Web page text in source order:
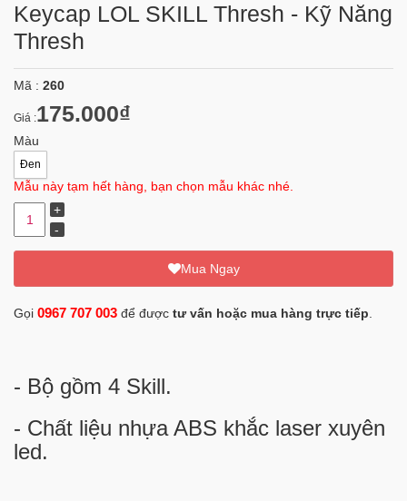
Keycap LOL SKILL Thresh - Kỹ Năng
Thresh
Mã : 260
Giá :175.000₫
Màu
Đen
Mẫu này tạm hết hàng, bạn chọn mẫu khác nhé.
Mua Ngay
Gọi 0967 707 003 để được tư vấn hoặc mua hàng trực tiếp
- Bộ gồm 4 Skill.
- Chất liệu nhựa ABS khắc laser xuyên
led.